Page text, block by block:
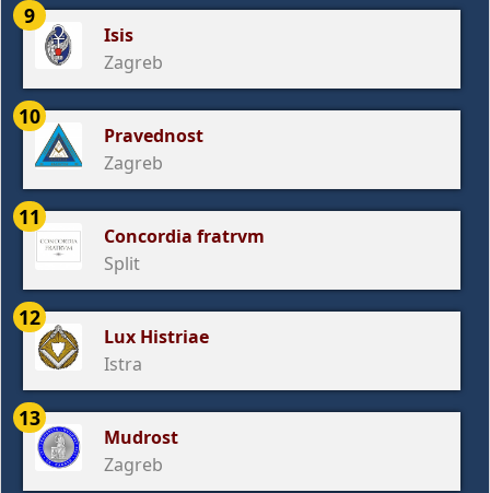
9
Isis
Zagreb
10
Pravednost
Zagreb
11
Concordia fratrvm
Split
12
Lux Histriae
Istra
13
Mudrost
Zagreb